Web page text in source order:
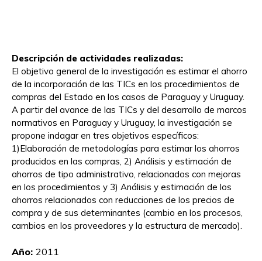
Descripción de actividades realizadas:
El objetivo general de la investigación es estimar el ahorro
de la incorporación de las TICs en los procedimientos de
compras del Estado en los casos de Paraguay y Uruguay.
A partir del avance de las TICs y del desarrollo de marcos
normativos en Paraguay y Uruguay, la investigación se
propone indagar en tres objetivos específicos:
1)Elaboración de metodologías para estimar los ahorros
producidos en las compras, 2) Análisis y estimación de
ahorros de tipo administrativo, relacionados con mejoras
en los procedimientos y 3) Análisis y estimación de los
ahorros relacionados con reducciones de los precios de
compra y de sus determinantes (cambio en los procesos,
cambios en los proveedores y la estructura de mercado).
Año: 2011